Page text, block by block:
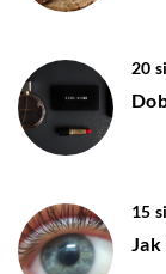
20
15